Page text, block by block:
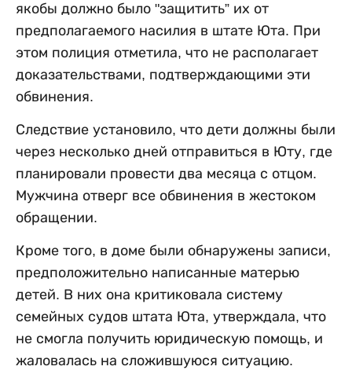
якобы должно было "защитить” их от
предполагаемого насилия в штате Юта. При
этом полиция отметила, что не располагает
доказательствами, подтверждающими эти
обвинения.
Следствие установило, что дети должны были
через несколько дней отправиться в Юту, где
планировали провести два месяца с отцом.
Мужчина отверг все обвинения в жестоком
обращении.
Кроме того, в доме были обнаружены записи,
предположительно написанные матерью
детей. В них она критиковала систему
семейных судов штата Юта, утверждала, что
не смогла получить юридическую помощь, и
жаловалась на сложившуюся ситуацию.